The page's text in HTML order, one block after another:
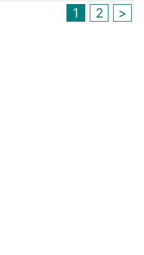
1 2 >